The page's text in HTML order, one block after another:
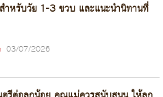
ำหรับวัย 1-3 ขวบ และแนะนำนิทานที่
03/07/2026